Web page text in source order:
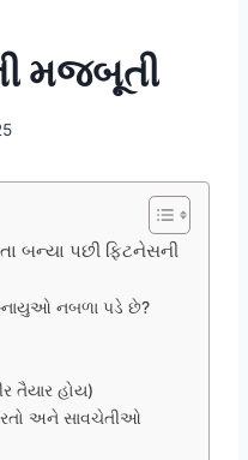
મજબૂતી
બન્યા પછી ફિટનેસની
નબળા પડે છે?
તૈયાર હોય)
અને સાવચેતીઓ